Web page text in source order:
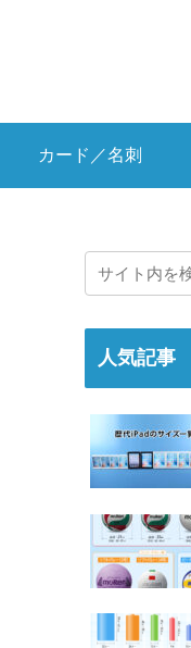
カード／名刺
人気記事